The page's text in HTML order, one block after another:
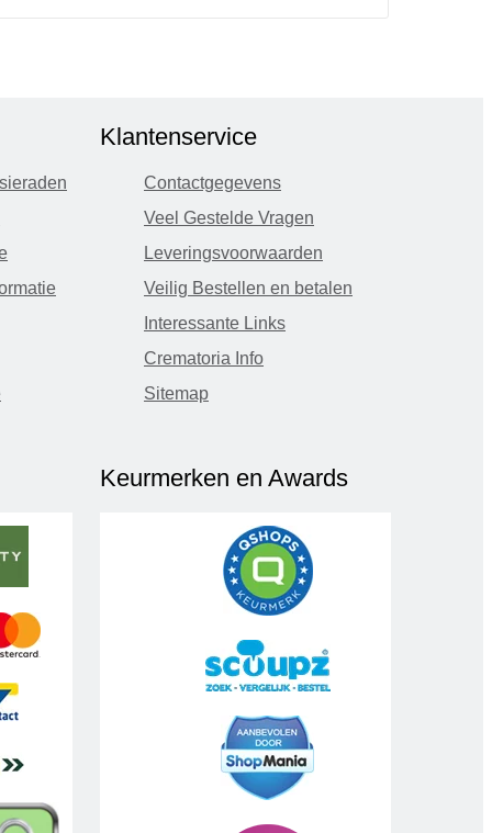
Klantenservice
Contactgegevens
Veel Gestelde Vragen
Leveringsvoorwaarden
Veilig Bestellen en betalen
Interessante Links
Crematoria Info
Sitemap
Keurmerken en Awards